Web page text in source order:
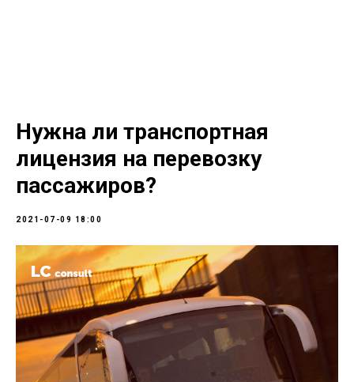
Нужна ли транспортная
лицензия на перевозку
пассажиров?
2021-07-09 18:00